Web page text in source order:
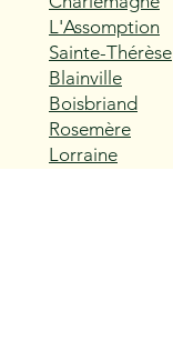
L'Assomption
Sainte-Thérèse
Blainville
Boisbriand
Rosemère
Lorraine